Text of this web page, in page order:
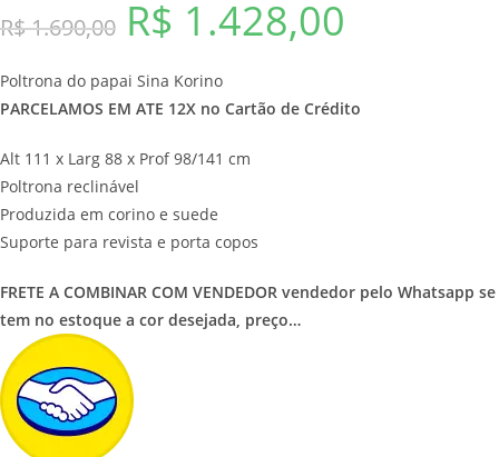
R$1.690,00
O
original
era:
R$ 1.690,00.
R$ 1.428,00
é:
Poltrona do papai Sina Korino
PARCELAMOS EM ATE 12X no Cartão de Crédito
Alt 111 x Larg 88 x Prof 98/141 cm
Poltrona reclinável
Produzida em corino e suede
Suporte para revista e porta copos
FRETE A COMBINAR COM VENDEDOR vendedor pelo Whatsapp se
tem no estoque a cor desejada, preço…